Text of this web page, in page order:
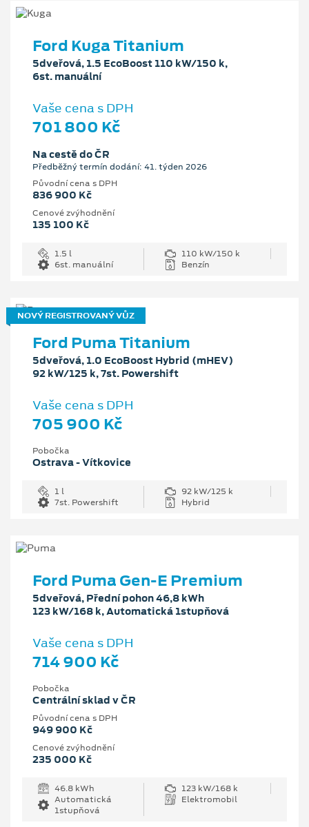
Ford Kuga Titanium
5dveřová, 1.5 EcoBoost 110 kW/150 k,
6st. manuální
Vaše cena s DPH
701 800 Kč
Na cestě do ČR
Předběžný termín dodání: 41. týden 2026
Původní cena s DPH
836 900 Kč
Cenové zvýhodnění
135 100 Kč
1.5 l
110 kW/150 k
6st. manuální
Benzín
NOVÝ REGISTROVANÝ VŮZ
Ford Puma Titanium
5dveřová, 1.0 EcoBoost Hybrid (mHEV)
92 kW/125 k, 7st. Powershift
Vaše cena s DPH
705 900 Kč
Pobočka
Ostrava - Vítkovice
1 l
92 kW/125 k
7st. Powershift
Hybrid
Ford Puma Gen-E Premium
5dveřová, Přední pohon 46,8 kWh
123 kW/168 k, Automatická 1stupňová
Vaše cena s DPH
714 900 Kč
Pobočka
Centrální sklad v ČR
Původní cena s DPH
949 900 Kč
Cenové zvýhodnění
235 000 Kč
46.8 kWh
123 kW/168 k
Automatická
1stupňová
Elektromobil